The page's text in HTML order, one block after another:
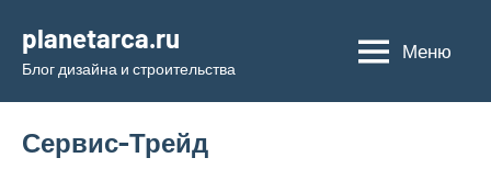
содержимому
planetarca.ru
Блог дизайна и строительства
Меню
Сервис-Трейд